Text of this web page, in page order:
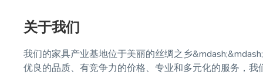
关于我们
我们的家具产业基地位于美丽的丝绸之乡
优良的品质、有竞争力的价格、专业和多元化的服务，